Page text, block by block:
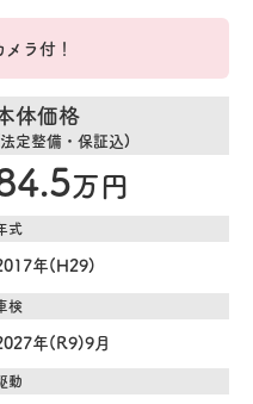
ラ付！
体価格
定整備・保証込)
万円
式
年(H29)
検
年(R9)9月
動